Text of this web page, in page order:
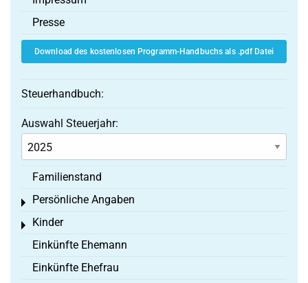
Presse
Download des kostenlosen Programm-Handbuchs als .pdf Datei
Steuerhandbuch:
Auswahl Steuerjahr:
Familienstand
Persönliche Angaben
Toggle menu
Kinder
Toggle menu
Einkünfte Ehemann
Einkünfte Ehefrau